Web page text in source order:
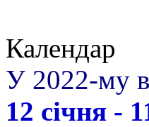
Календар
У 2022-му
12 січня -